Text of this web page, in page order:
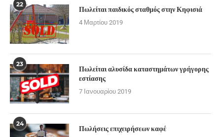
22 Πωλείται παιδικός σταθμός στην Κηφισιά
4 Μαρτίου 2019
23
Πωλείται αλυσίδα καταστημάτων γρήγορης
εστίασης
7 Ιανουαρίου 2019
24 Πωλήσεις επιχειρήσεων καφέ